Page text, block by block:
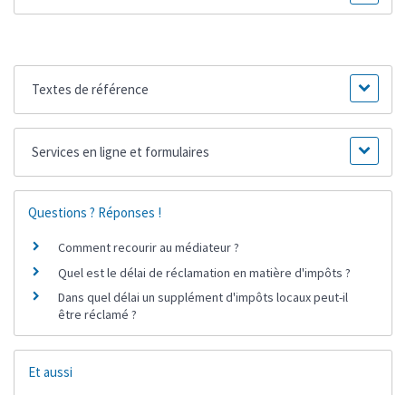
Textes de référence
Services en ligne et formulaires
Questions ? Réponses !
Comment recourir au médiateur ?
Quel est le délai de réclamation en matière d'impôts ?
Dans quel délai un supplément d'impôts locaux peut-il
être réclamé ?
Et aussi